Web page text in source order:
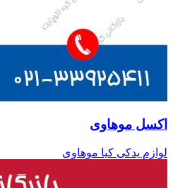
اکسل موهاوی
لوازم یدکی کیا موهاوی